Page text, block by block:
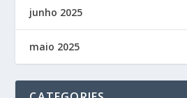
junho 2025
maio 2025